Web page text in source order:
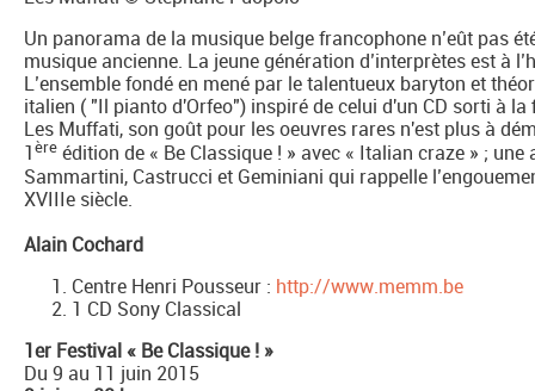
Un panorama de la musique belge francophone n’eût pas
musique ancienne. La jeune génération d’interprètes est à
L’ensemble fondé en mené par le talentueux baryton et
italien ( "Il pianto d'Orfeo") inspiré de celui d'un CD sorti à la
Les Muffati, son goût pour les oeuvres rares n'est plus à
1ère édition de « Be Classique ! » avec « Italian craze » ;
Sammartini, Castrucci et Geminiani qui rappelle
XVIIIe siècle.
Alain Cochard
Centre Henri Pousseur : http://www.memm.be
1 CD Sony Classical
1er Festival « Be Classique ! »
Du 9 au 11 juin 2015